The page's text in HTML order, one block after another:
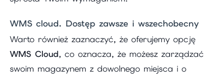
WMS cloud. Dostęp zawsze i wszechobecny
Warto również zaznaczyć, że oferujemy opcję
WMS Cloud, co oznacza, że możesz zarządzać
swoim magazynem z dowolnego miejsca i o